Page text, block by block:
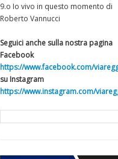
9.o Io vivo in questo momento di
Roberto Vannucci
Seguici anche sulla nostra pagina
Facebook
https://www.facebook.com/
su Instagram
https://www.instagram.com/